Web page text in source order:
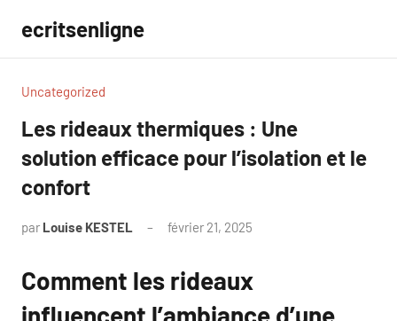
contenu
ecritsenligne
Uncategorized
Les rideaux thermiques : Une
solution efficace pour l’isolation et le
confort
par Louise KESTEL février 21, 2025
Comment les rideaux
influencent l’ambiance d’une